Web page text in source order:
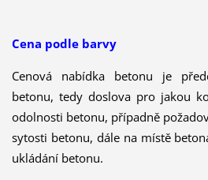
Cena podle barvy
Cenová nabídka betonu je
betonu, tedy doslova pro jakou
odolnosti betonu, případně
sytosti betonu, dále na místě
ukládání betonu.